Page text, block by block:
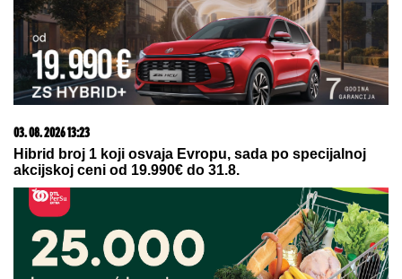
09. 07. 2026 09:20
Komfor po meri klijenata: nova linija paketa ALTA
banke